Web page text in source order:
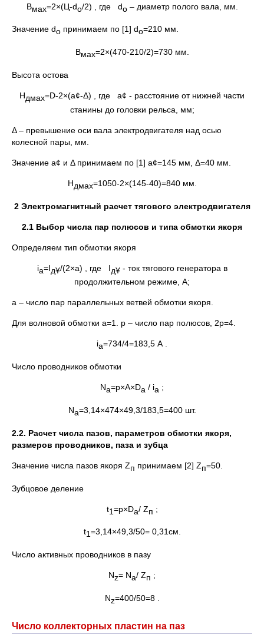
Вмах=2×(Ц-dо/2) , где dо – диаметр полого вала, мм.
Значение dо принимаем по [1] dо=210 мм.
Вмах=2×(470-210/2)=730 мм.
Высота остова
Ндмах=D-2×(а¢-Δ) , где а¢ - расстояние от нижней части
станины до головки рельса, мм;
Δ – превышение оси вала электродвигателя над осью
колесной пары, мм.
Значение а¢ и Δ принимаем по [1] а¢=145 мм, Δ=40 мм.
Ндмах=1050-2×(145-40)=840 мм.
2Электромагнитный расчет тягового электродвигателя
2.1 Выбор числа пар полюсов и типа обмотки якоря
Определяем тип обмотки якоря
ia=Iд¥/(2×а) , где Iд¥- ток тягового генератора в
продолжительном режиме, А;
а – число пар параллельных ветвей обмотки якоря.
Для волновой обмотки а=1. р – число пар полюсов, 2р=4.
ia=734/4=183,5 А .
Число проводников обмотки
Nа=p×А×Da / ia ;
Nа=3,14×474×49,3/183,5=400 шт.
2.2. Расчет числа пазов, параметров обмотки якоря,
размеров проводников, паза и зубца
Значение числа пазов якоря Zп принимаем [2] Zп=50.
Зубцовое деление
t1=p×Da/ Zп ;
t1=3,14×49,3/50= 0,31см.
Число активных проводников в пазу
Nz= Nа/ Zп ;
Nz=400/50=8 .
Число коллекторных пластин на паз